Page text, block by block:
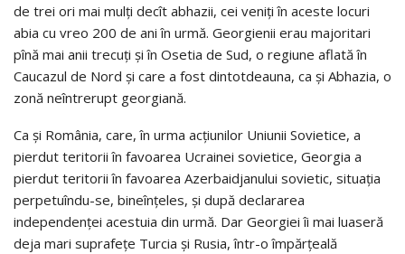
de trei ori mai mulţi decît abhazii, cei veniţi în aceste locuri
abia cu vreo 200 de ani în urmă. Georgienii erau majoritari
pînă mai anii trecuţi şi în Osetia de Sud, o regiune aflată în
Caucazul de Nord şi care a fost dintotdeauna, ca şi Abhazia, o
zonă neîntrerupt georgiană.
Ca şi România, care, în urma acţiunilor Uniunii Sovietice, a
pierdut teritorii în favoarea Ucrainei sovietice, Georgia a
pierdut teritorii în favoarea Azerbaidjanului sovietic, situaţia
perpetuîndu-se, bineînţeles, şi după declararea
independenţei acestuia din urmă. Dar Georgiei îi mai luaseră
deja mari suprafeţe Turcia şi Rusia, într-o împărţeală